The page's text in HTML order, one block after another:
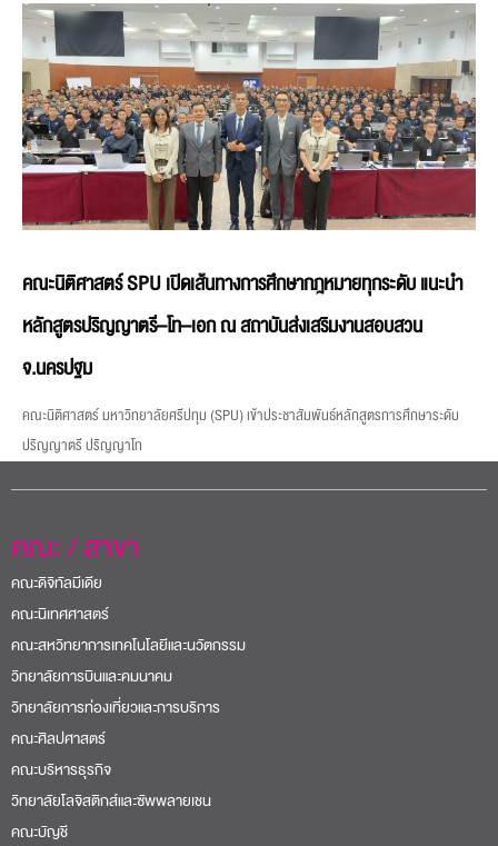
คณะนิติศาสตร์ SPU เปิดเส้นทางการศึกษากฎหมายทุกระดับ แนะนำ
หลักสูตรปริญญาตรี–โท–เอก ณ สถาบันส่งเสริมงานสอบสวน
จ.นครปฐม
คณะนิติศาสตร์ มหาวิทยาลัยศรีปทุม (SPU) เข้าประชาสัมพันธ์หลักสูตรการศึกษาระดับ
ปริญญาตรี ปริญญาโท
คณะ / สาขา
คณะดิจิทัลมีเดีย
คณะนิเทศศาสตร์
คณะสหวิทยาการเทคโนโลยีและนวัตกรรม
วิทยาลัยการบินและคมนาคม
วิทยาลัยการท่องเที่ยวและการบริการ
คณะศิลปศาสตร์
คณะบริหารธุรกิจ
วิทยาลัยโลจิสติกส์และซัพพลายเชน
คณะบัญชี